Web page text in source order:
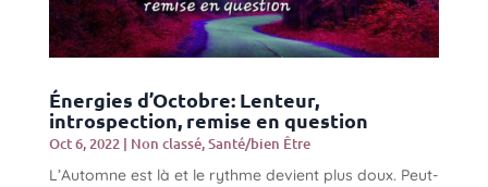
Énergies d’Octobre: Lenteur,
introspection, remise en question
Oct 6, 2022| Non classé,Santé/bien Être
L’Automne est là et le rythme devient plus doux. Peut-